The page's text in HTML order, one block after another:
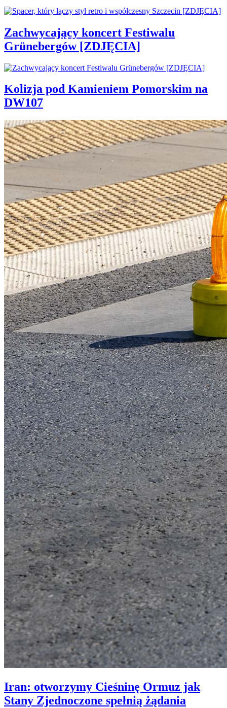
Zachwycający koncert Festiwalu
Grünebergów [ZDJĘCIA]
Kolizja pod Kamieniem Pomorskim na
DW107
Iran: otworzymy Cieśninę Ormuz jak
Stany Zjednoczone spełnią żądania